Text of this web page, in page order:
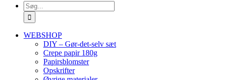
Søg
efter:
WEBSHOP
DIY – Gør-det-selv sæt
Crepe papir 180g
Papirsblomster
Opskrifter